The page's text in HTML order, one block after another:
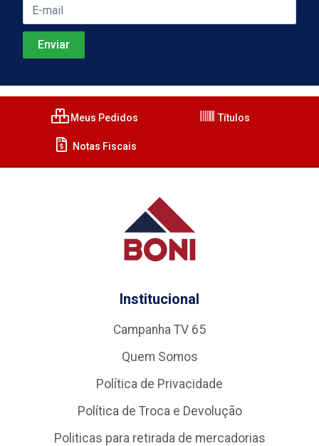
Meus Pedidos Títulos
Notas Fiscais
Institucional
Campanha TV 65
Quem Somos
Política de Privacidade
Política de Troca e Devolução
Politicas para retirada de mercadorias